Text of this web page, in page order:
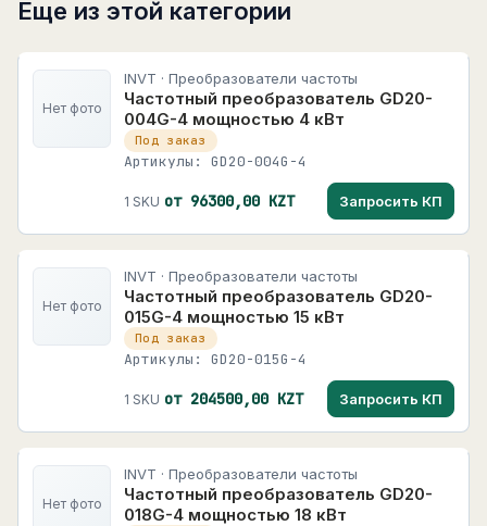
Еще из этой категории
Нет фото
INVT · Преобразователи частоты
Частотный преобразователь GD20-
004G-4 мощностью 4 кВт
Под заказ
Артикулы: GD20-004G-4
1 SKU от 96300,00 KZT Запросить КП
Нет фото
INVT · Преобразователи частоты
Частотный преобразователь GD20-
015G-4 мощностью 15 кВт
Под заказ
Артикулы: GD20-015G-4
1 SKU от 204500,00 KZT Запросить КП
Нет фото
INVT · Преобразователи частоты
Частотный преобразователь GD20-
018G-4 мощностью 18 кВт